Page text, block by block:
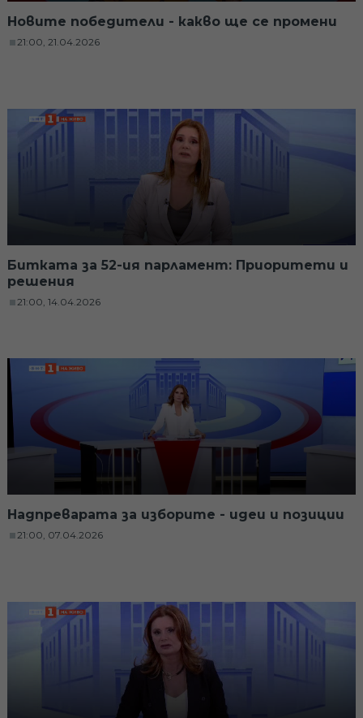
Новите победители - какво ще се промени
21:00, 21.04.2026
Битката за 52-ия парламент: Приоритети и
решения
21:00, 14.04.2026
Надпреварата за изборите - идеи и позиции
21:00, 07.04.2026